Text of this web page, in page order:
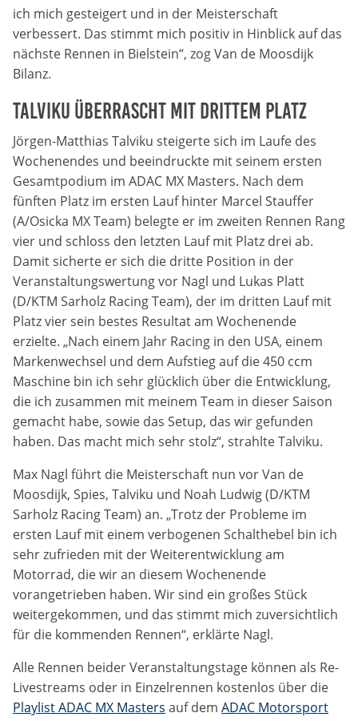
ich mich gesteigert und in der Meisterschaft
verbessert. Das stimmt mich positiv in Hinblick auf das
nächste Rennen in Bielstein“, zog Van de Moosdijk
Bilanz.
Talviku überrascht mit drittem Platz
Jörgen-Matthias Talviku steigerte sich im Laufe des
Wochenendes und beeindruckte mit seinem ersten
Gesamtpodium im ADAC MX Masters. Nach dem
fünften Platz im ersten Lauf hinter Marcel Stauffer
(A/Osicka MX Team) belegte er im zweiten Rennen Rang
vier und schloss den letzten Lauf mit Platz drei ab.
Damit sicherte er sich die dritte Position in der
Veranstaltungswertung vor Nagl und Lukas Platt
(D/KTM Sarholz Racing Team), der im dritten Lauf mit
Platz vier sein bestes Resultat am Wochenende
erzielte. „Nach einem Jahr Racing in den USA, einem
Markenwechsel und dem Aufstieg auf die 450 ccm
Maschine bin ich sehr glücklich über die Entwicklung,
die ich zusammen mit meinem Team in dieser Saison
gemacht habe, sowie das Setup, das wir gefunden
haben. Das macht mich sehr stolz“, strahlte Talviku.
Max Nagl führt die Meisterschaft nun vor Van de
Moosdijk, Spies, Talviku und Noah Ludwig (D/KTM
Sarholz Racing Team) an. „Trotz der Probleme im
ersten Lauf mit einem verbogenen Schalthebel bin ich
sehr zufrieden mit der Weiterentwicklung am
Motorrad, die wir an diesem Wochenende
vorangetrieben haben. Wir sind ein großes Stück
weitergekommen, und das stimmt mich zuversichtlich
für die kommenden Rennen“, erklärte Nagl.
Alle Rennen beider Veranstaltungstage können als Re-
Livestreams oder in Einzelrennen kostenlos über die
Playlist ADAC MX Masters auf dem ADAC Motorsport
Anbieter:
Google LLC
Zweck:
Website-Nutzung.
Cookie Laufzeit:
24 Monate
Medien & externe Dienste
Um Inhalte von Videoplattformen und weiteren externen
Diensten anzeigen zu können, werden von diesen ggf.
Cookies gesetzt. Die Einbindung kann bei Bedarf einzeln
aktiviert werden.
YouTube
Anbieter:
Google LLC
Zweck:
Cookies, die ggf. zur Einbettung und Bereitstellung
Google Maps
Anbieter:
Google LLC
Zweck:
Cookies, die ggf. zur Einbettung und Bereitstellung
von interaktiven Karten auf unserer Website gesetzt
werden.
Marketing